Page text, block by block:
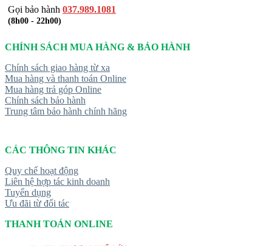
Gọi bảo hành 037.989.1081
(8h00 - 22h00)
CHÍNH SÁCH MUA HÀNG & BẢO HÀNH
Chính sách giao hàng từ xa
Mua hàng và thanh toán Online
Mua hàng trả góp Online
Chính sách bảo hành
Trung tâm bảo hành chính hãng
CÁC THÔNG TIN KHÁC
Quy chế hoạt động
Liên hệ hợp tác kinh doanh
Tuyển dụng
Ưu đãi từ đối tác
THANH TOÁN ONLINE